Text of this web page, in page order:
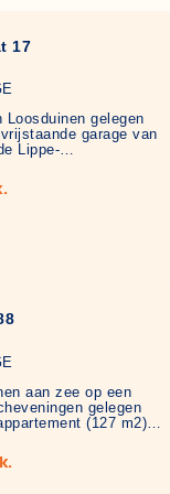
17
Loosduinen gelegen
garage van
Lippe-…
aan zee op een
gelegen
(127 m2)…